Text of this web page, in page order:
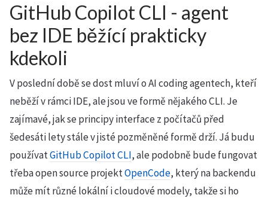
GitHub Copilot CLI - agent
bez IDE běžící prakticky
kdekoli
V poslední době se dost mluví o AI coding agentech, kteří
neběží v rámci IDE, ale jsou ve formě nějakého CLI. Je
zajímavé, jak se principy interface z počítačů před
šedesáti lety stále v jisté pozměněné formě drží. Já budu
používatGitHub Copilot CLI, ale podobně bude fungovat
třeba open source projektOpenCode, který na backendu
může mít různé lokální i cloudové modely, takže si ho